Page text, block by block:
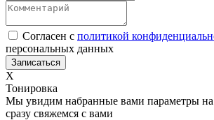
Согласен с политикой
персональных данных
Х
Тонировка
Мы увидим набранные вами параметры на
сразу свяжемся с вами